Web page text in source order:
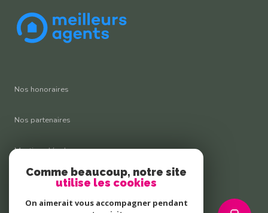
Nos honoraires
Nos partenaires
Mentions légales
Comme beaucoup, notre site
utilise les cookies
On aimerait vous accompagner pendant